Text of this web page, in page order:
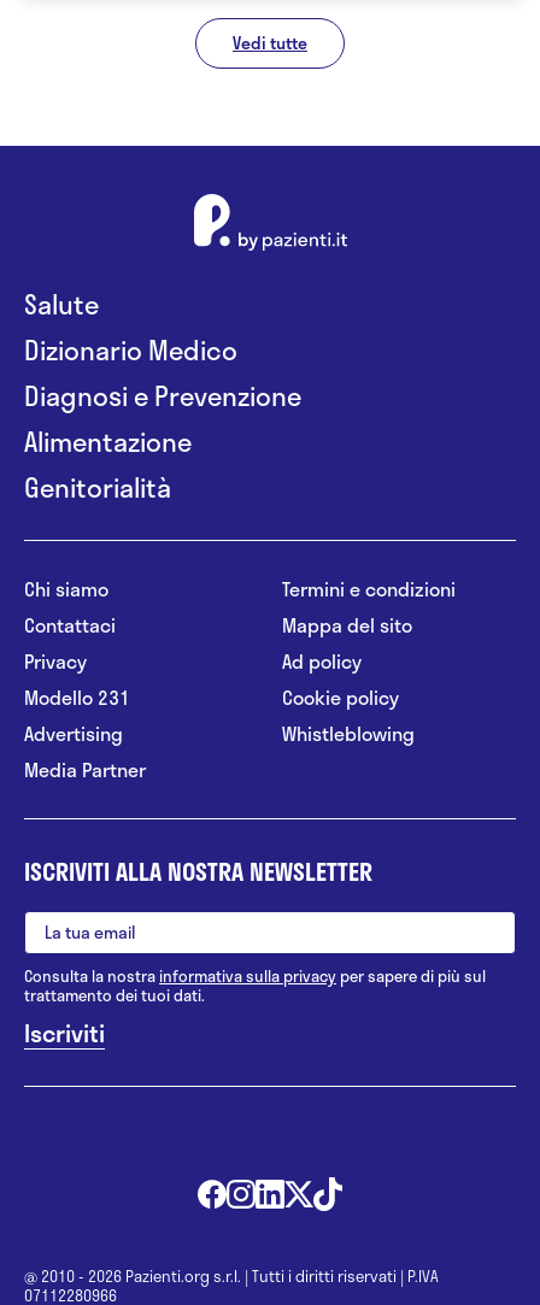
Vedi tutte
Salute
Dizionario Medico
Diagnosi e Prevenzione
Alimentazione
Genitorialità
Chi siamo
Contattaci
Privacy
Modello 231
Advertising
Media Partner
Termini e condizioni
Mappa del sito
Ad policy
Cookie policy
Whistleblowing
ISCRIVITI ALLA NOSTRA NEWSLETTER
Consulta la nostrainformativa sulla privacy per sapere di più sul
trattamento dei tuoi dati.
@ 2010 - 2026 Pazienti.org s.r.l. | Tutti i diritti riservati | P.IVA
07112280966